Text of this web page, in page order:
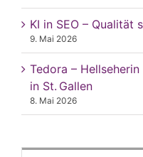
KI in SEO – Qualität
9. Mai 2026
Tedora –
in St. Gallen
8. Mai 2026